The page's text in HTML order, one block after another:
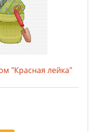
"Красная лейка"